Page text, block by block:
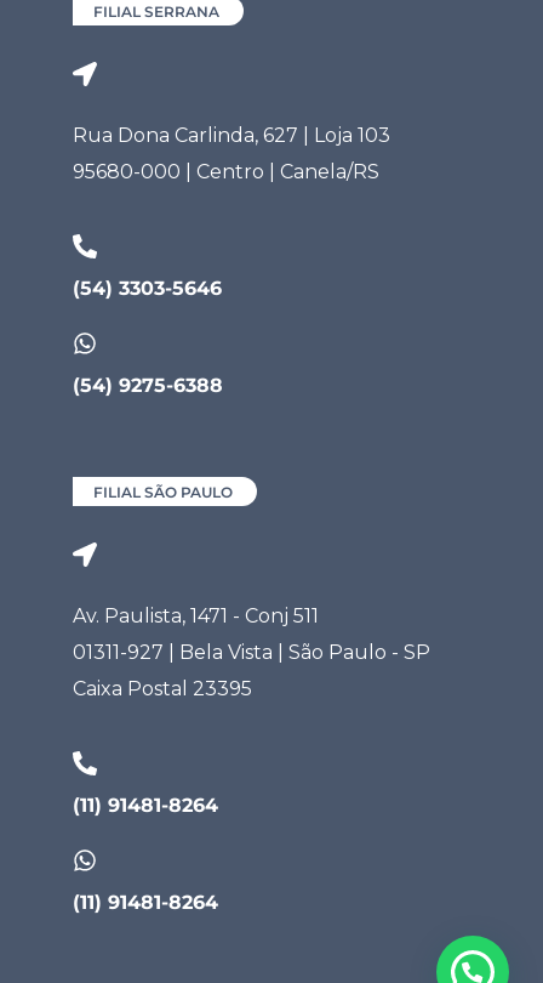
FILIAL SERRANA
Rua Dona Carlinda, 627 | Loja 103
95680-000 | Centro | Canela/RS
(54) 3303-5646
(54) 9275-6388
FILIAL SÃO PAULO
Av. Paulista, 1471 - Conj 511
01311-927 | Bela Vista | São Paulo - SP
Caixa Postal 23395
(11) 91481-8264
(11) 91481-8264